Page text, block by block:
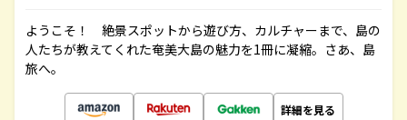
ようこそ！ 絶景スポットから遊び方、カルチャーまで、島の
人たちが教えてくれた奄美大島の魅力を1冊に凝縮。さあ、島
旅へ。
詳細を見る